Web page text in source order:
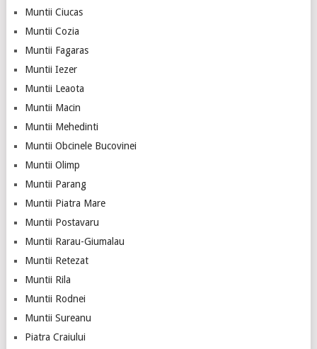
Muntii Ciucas
Muntii Cozia
Muntii Fagaras
Muntii Iezer
Muntii Leaota
Muntii Macin
Muntii Mehedinti
Muntii Obcinele Bucovinei
Muntii Olimp
Muntii Parang
Muntii Piatra Mare
Muntii Postavaru
Muntii Rarau-Giumalau
Muntii Retezat
Muntii Rila
Muntii Rodnei
Muntii Sureanu
Piatra Craiului